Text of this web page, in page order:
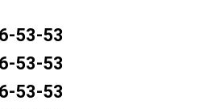
53-53
53-53
53-53